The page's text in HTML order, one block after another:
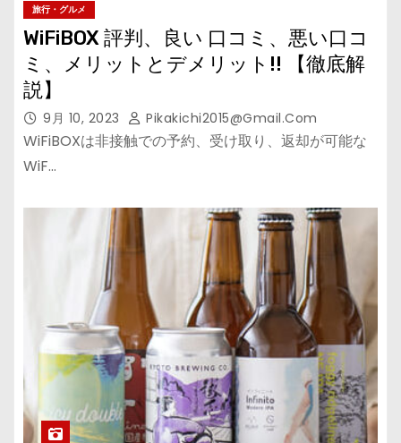
旅行・グルメ
WiFiBOX 評判、良い 口コミ、悪い口コ
ミ、メリットとデメリット!! 【徹底解
説】
9月 10, 2023 Pikakichi2015@gmail.com
WiFiBOXは非接触での予約、受け取り、返却が可能な
WiF…